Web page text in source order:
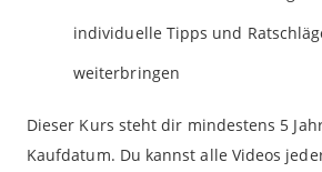
individuelle Tipps und
weiterbringen
Dieser Kurs steht dir mindestens 5
Kaufdatum. Du kannst alle Videos